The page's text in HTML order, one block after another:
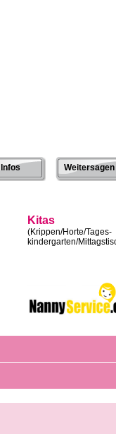
Infos Weitersagen
Kitas
(Krippen/Horte/Tages-
kindergarten/